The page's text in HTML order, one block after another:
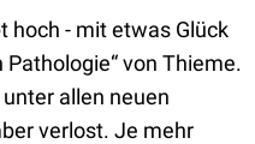
hoch - mit etwas Glück
von Thieme.
allen neuen
verlost. Je mehr